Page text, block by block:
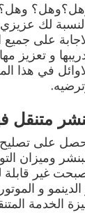
لك
على
و تعزيز
في هذا
متنقل
على تصليح
وميزان
غير قابلة
الدينمو و
الخدمة